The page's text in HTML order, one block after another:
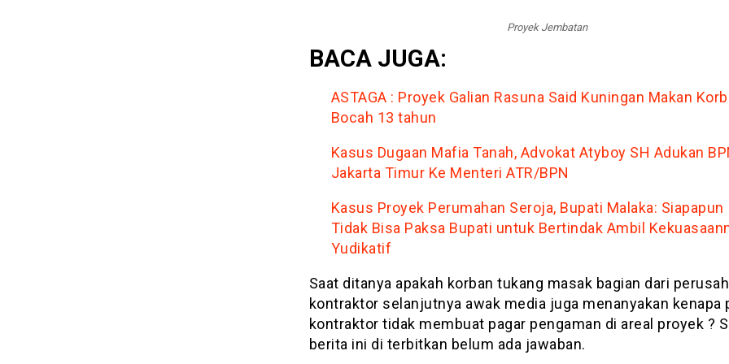
Proyek Jembatan
BACA JUGA:
ASTAGA : Proyek Galian Rasuna Said Kuningan Makan
Bocah 13 tahun
Kasus Dugaan Mafia Tanah, Advokat Atyboy SH Adukan
Jakarta Timur Ke Menteri ATR/BPN
Kasus Proyek Perumahan Seroja, Bupati Malaka: Siapapun
Tidak Bisa Paksa Bupati untuk Bertindak Ambil
Yudikatif
Saat ditanya apakah korban tukang masak bagian dari
kontraktor selanjutnya awak media juga menanyakan kenapa
kontraktor tidak membuat pagar pengaman di areal proyek ?
berita ini di terbitkan belum ada jawaban.